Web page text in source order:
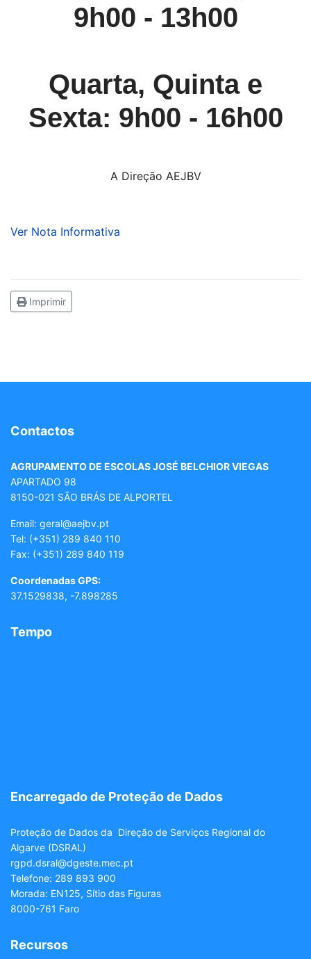
9h00 - 13h00
Quarta, Quinta e
Sexta: 9h00 - 16h00
A Direção AEJBV
Ver Nota Informativa
Imprimir
Contactos
AGRUPAMENTO DE ESCOLAS JOSÉ BELCHIOR VIEGAS
APARTADO 98
8150-021 SÃO BRÁS DE ALPORTEL
Email: geral@aejbv.pt
Tel: (+351) 289 840 110
Fax: (+351) 289 840 119
Coordenadas GPS:
37.1529838, -7.898285
Tempo
Encarregado de Proteção de Dados
Proteção de Dados da Direção de Serviços Regional do
Algarve (DSRAL)
rgpd.dsral@dgeste.mec.pt
Telefone: 289 893 900
Morada: EN125, Sítio das Figuras
8000-761 Faro
Recursos